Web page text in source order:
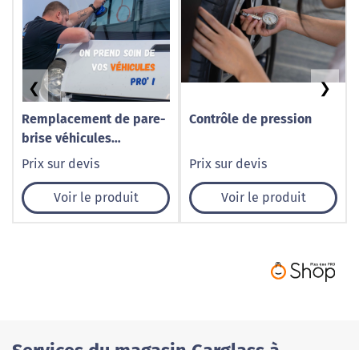
Remplacement de pare-
brise véhicules
utilitaires à Caudry –
Prix sur devis
Voir le produit
Contrôle de pression
Prix sur devis
Voir le produit
❮ ❯